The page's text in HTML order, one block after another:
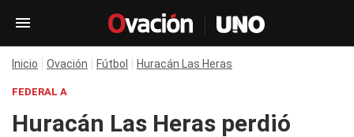
Inicio Ovación Fútbol Huracán Las Heras
FEDERAL A
Huracán Las Heras perdió